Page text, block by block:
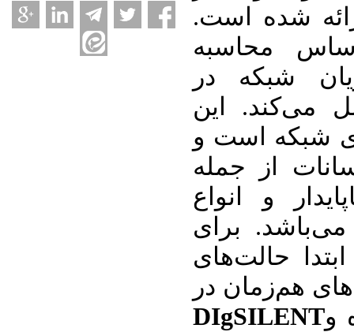
‌شده است.
محاسبه
شبکه در
میکند. این
شبکه است و
از جمله
و انواع
میباشد. برای
حالتهای
هم‌زمان در
DIgSILENTو